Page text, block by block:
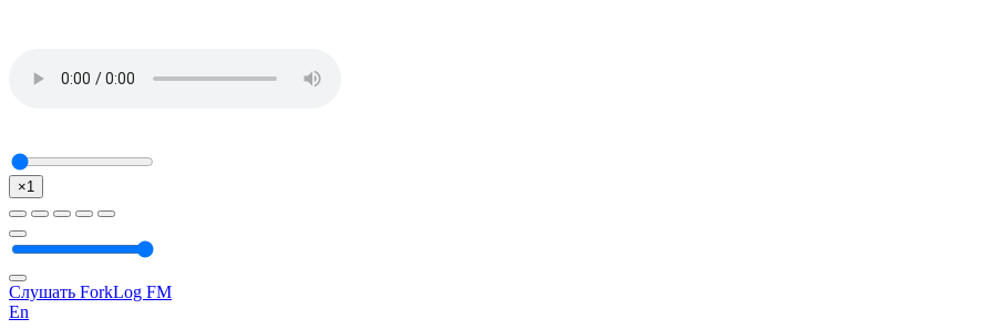
×1
Слушать ForkLog FM
En